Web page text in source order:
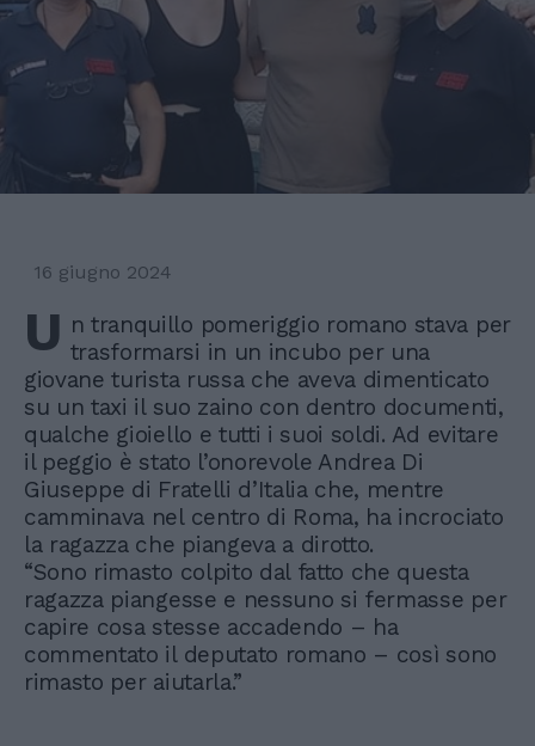
16 giugno 2024
U n tranquillo pomeriggio romano stava per
trasformarsi in un incubo per una
giovane turista russa che aveva dimenticato
su un taxi il suo zaino con dentro documenti,
qualche gioiello e tutti i suoi soldi. Ad evitare
il peggio è stato l’onorevole Andrea Di
Giuseppe di Fratelli d’Italia che, mentre
camminava nel centro di Roma, ha incrociato
la ragazza che piangeva a dirotto.
“Sono rimasto colpito dal fatto che questa
ragazza piangesse e nessuno si fermasse per
capire cosa stesse accadendo – ha
commentato il deputato romano – così sono
rimasto per aiutarla.”